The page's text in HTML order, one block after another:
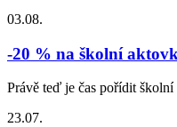
03.08.
-20 % na školní
Právě teď je čas pořídit
23.07.